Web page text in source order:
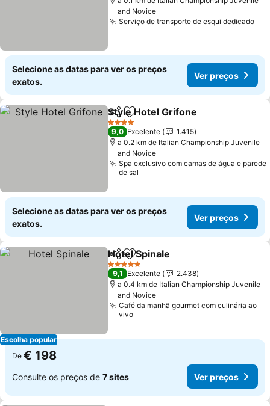
and Novice
Serviço de transporte de esqui dedicado
Selecione as datas para ver os preços
exatos.
Ver preços
PartilharAdicionar aos favoritos
Style Hotel Grifone
4 Estrelas
9,0 Excelente
1.415
a 0.2 km de Italian Championship Juvenile
and Novice
Spa exclusivo com camas de água e parede
de sal
Selecione as datas para ver os preços
exatos.
Ver preços
Escolha popular
PartilharAdicionar aos favoritos
Hotel Spinale
5 Estrelas
9,1 Excelente
2.438
a 0.4 km de Italian Championship Juvenile
and Novice
Café da manhã gourmet com culinária ao
vivo
De € 198
Consulte os preços de 7 sites Ver preços